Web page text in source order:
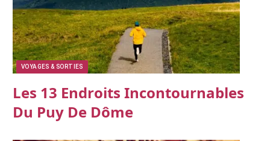
VOYAGES & SORTIES
Les 13 Endroits Incontournables
Du Puy De Dôme